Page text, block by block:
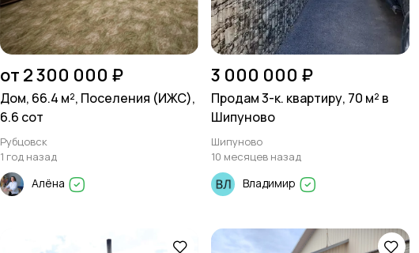
от 2 300 000 ₽
Дом, 66.4 м², Поселения (ИЖС),
6.6 сот
Рубцовск
1 год назад
Алёна
3 000 000 ₽
Продам 3-к. квартиру, 70 м² в
Шипуново
Шипуново
10 месяцев назад
Владимир